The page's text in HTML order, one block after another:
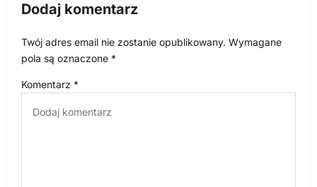
j
w
p
i
Dodaj komentarz
Twój adres email nie zostanie opublikowany. Wymagane
pola są oznaczone *
Komentarz *